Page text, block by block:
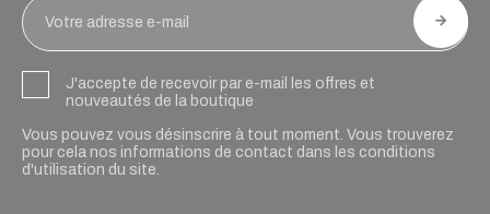
J'accepte de recevoir par e-mail les offres et
nouveautés de la boutique
Vous pouvez vous désinscrire à tout moment. Vous trouverez
pour cela nos informations de contact dans les conditions
d'utilisation du site.